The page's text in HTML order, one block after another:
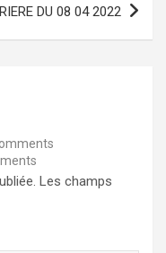
DU 08 04 2022
Les champs